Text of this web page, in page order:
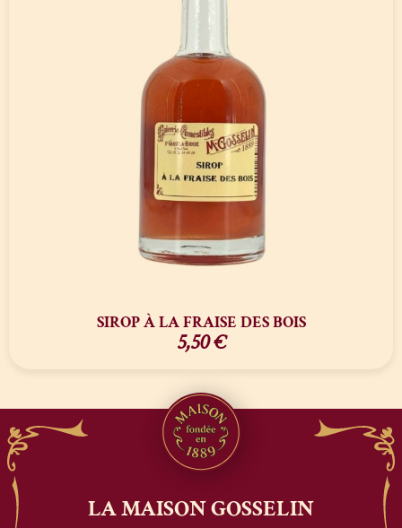
SIROP À LA FRAISE DES BOIS
5,50€
LA MAISONGOSSELIN